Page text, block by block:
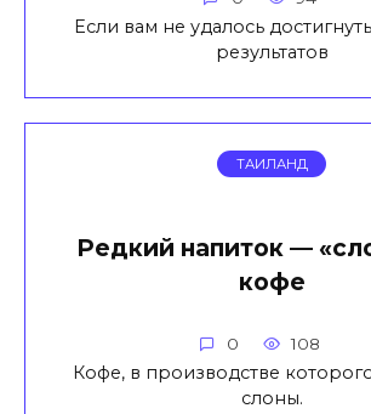
Если вам не удалось
результатов
ТАИЛАНД
Редкий напиток —
кофе
0 108
Кофе, в производстве
слоны.